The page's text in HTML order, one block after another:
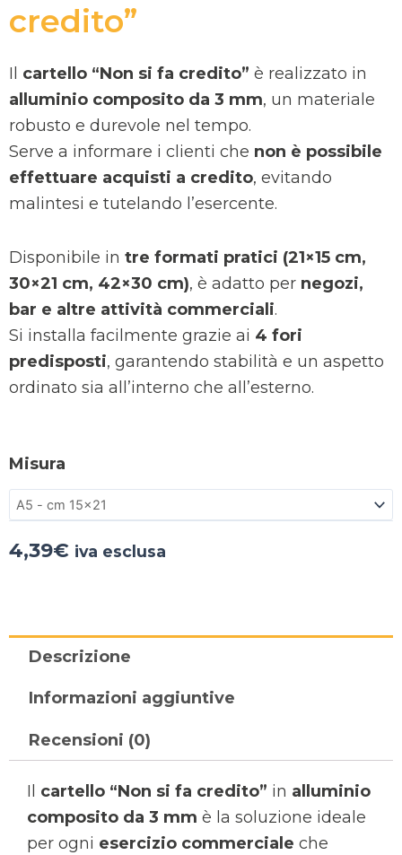
credito”
Il cartello “Non si fa credito” è realizzato in
alluminio composito da 3 mm, un materiale
robusto e durevole nel tempo.
Serve a informare i clienti che non è possibile
effettuare acquisti a credito, evitando
malintesi e tutelando l’esercente.
Disponibile in tre formati pratici (21×15 cm,
30×21 cm, 42×30 cm), è adatto per negozi,
bar e altre attività commerciali.
Si installa facilmente grazie ai 4 fori
predisposti, garantendo stabilità e un aspetto
ordinato sia all’interno che all’esterno.
Misura
4,39€ iva esclusa
Descrizione
Informazioni aggiuntive
Recensioni (0)
Il cartello “Non si fa credito” in alluminio
composito da 3 mm è la soluzione ideale
per ogni esercizio commerciale che